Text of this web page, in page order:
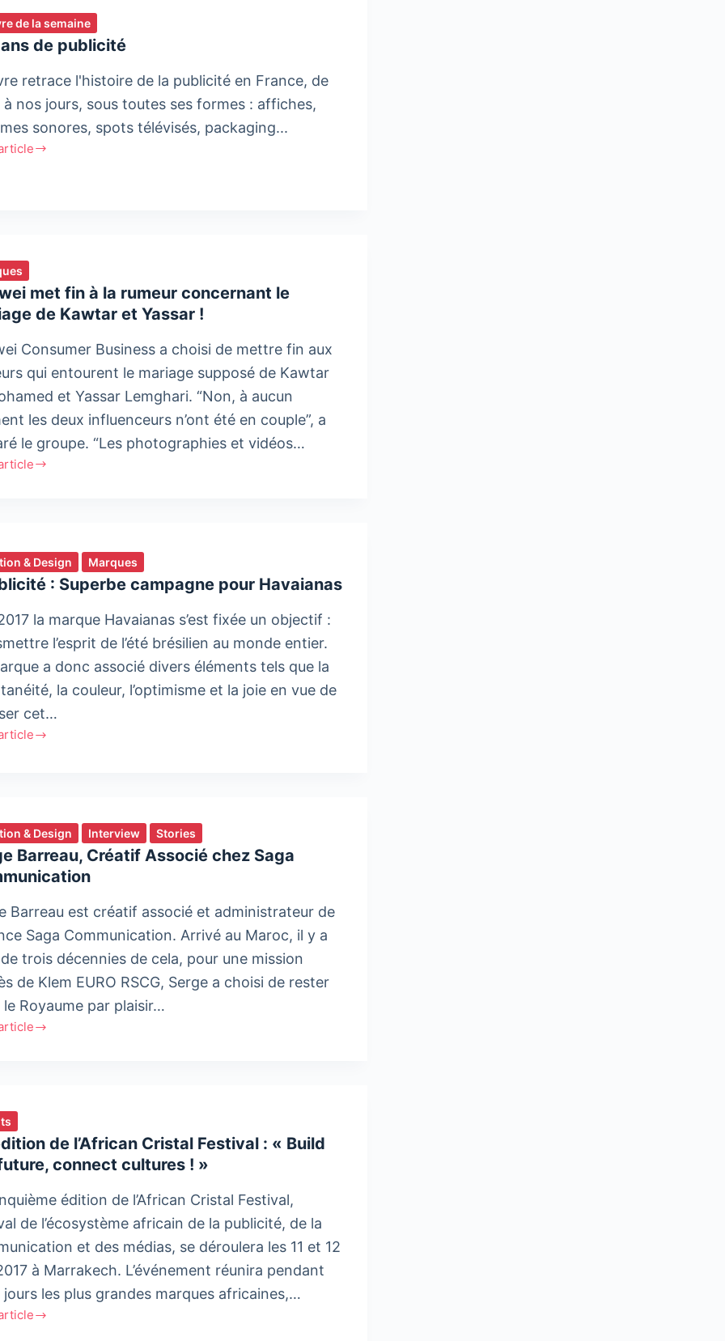
de la semaine
de publicité
retrace l'histoire de la publicité en France, de
à nos jours, sous toutes ses formes : affiches,
sonores, spots télévisés, packaging...
met fin à la rumeur concernant le
de Kawtar et Yassar !
Consumer Business a choisi de mettre fin aux
qui entourent le mariage supposé de Kawtar
et Yassar Lemghari. “Non, à aucun
les deux influenceurs n’ont été en couple”, a
le groupe. “Les photographies et vidéos…
& Design Marques
: Superbe campagne pour Havaianas
la marque Havaianas s’est fixée un objectif :
l’esprit de l’été brésilien au monde entier.
a donc associé divers éléments tels que la
la couleur, l’optimisme et la joie en vue de
cet…
& Design Interview Stories
Barreau, Créatif Associé chez Saga
Barreau est créatif associé et administrateur de
Saga Communication. Arrivé au Maroc, il y a
trois décennies de cela, pour une mission
de Klem EURO RSCG, Serge a choisi de rester
le Royaume par plaisir…
de l’African Cristal Festival : « Build
connect cultures ! »
édition de l’African Cristal Festival,
de l’écosystème africain de la publicité, de la
et des médias, se déroulera les 11 et 12
à Marrakech. L’événement réunira pendant
jours les plus grandes marques africaines,…